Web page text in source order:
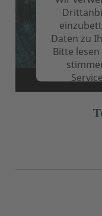
Daten zu
Bitte